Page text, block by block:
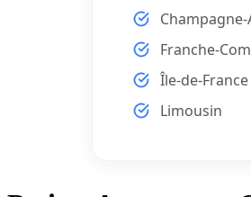
Franche-
Île-de-France
Limousin